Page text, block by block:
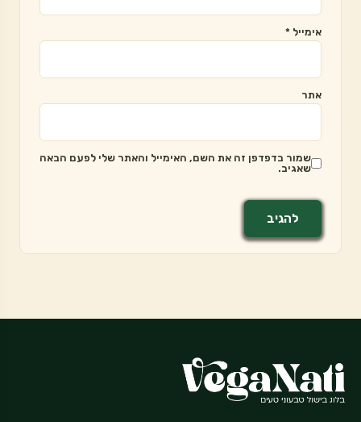
אימייל *
אתר
שמור בדפדפן זה את השם, האימייל והאתר שלי לפעם הבאה
שאגיב.